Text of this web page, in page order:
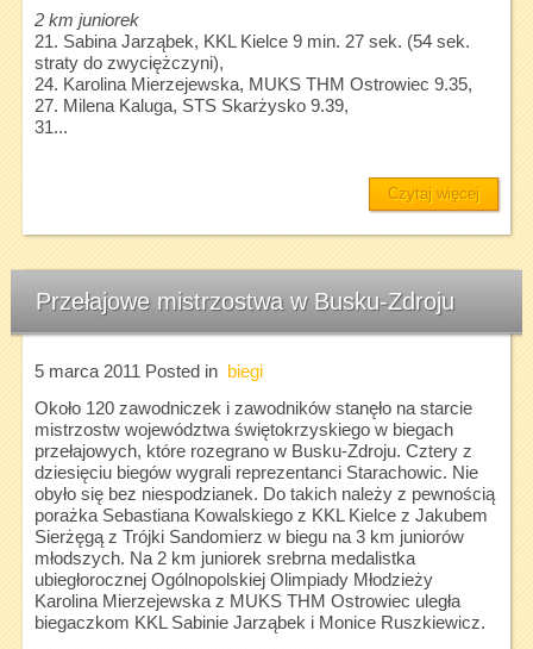
2 km juniorek
21. Sabina Jarząbek, KKL Kielce 9 min. 27 sek. (54 sek.
straty do zwyciężczyni),
24. Karolina Mierzejewska, MUKS THM Ostrowiec 9.35,
27. Milena Kaluga, STS Skarżysko 9.39,
31...
Czytaj więcej
Przełajowe mistrzostwa w Busku-Zdroju
5 marca 2011 Posted in
biegi
Około 120 zawodniczek i zawodników stanęło na starcie
mistrzostw województwa świętokrzyskiego w biegach
przełajowych, które rozegrano w Busku-Zdroju. Cztery z
dziesięciu biegów wygrali reprezentanci Starachowic. Nie
obyło się bez niespodzianek. Do takich należy z pewnością
porażka Sebastiana Kowalskiego z KKL Kielce z Jakubem
Sierżęgą z Trójki Sandomierz w biegu na 3 km juniorów
młodszych. Na 2 km juniorek srebrna medalistka
ubiegłorocznej Ogólnopolskiej Olimpiady Młodzieży
Karolina Mierzejewska z MUKS THM Ostrowiec uległa
biegaczkom KKL Sabinie Jarząbek i Monice Ruszkiewicz.